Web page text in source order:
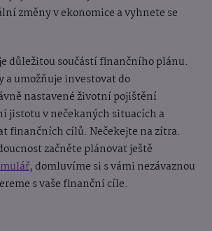
změny v ekonomice a vyhnete se
důležitou součástí finančního plánu.
umožňuje investovat do
nastavené životní pojištění
jistotu v nečekaných situacích a
finančních cílů. Nečekejte na zítra.
začněte plánovat ještě
,domluvíme si s vámi nezávaznou
s vaše finanční cíle.